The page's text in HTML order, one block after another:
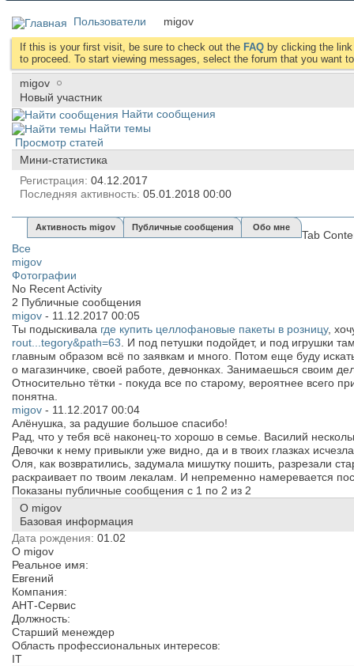
Пользователи migov
If this is your first visit, be sure to check out the FAQ by clicking the
to proceed. To start viewing messages, select the forum that you want
migov
Новый участник
Найти сообщения
Найти темы
Просмотр статей
Мини-статистика
Регистрация 04.12.2017
Последняя активность 05.01.2018 00:00
Активность migov Публичные сообщения Обо мне
Tab
Все
migov
Фотографии
No Recent Activity
2 Публичные сообщения
migov - 11.12.2017 00:05
Ты подыскивала где купить целлофановые пакеты в розницу,
rout...tegory&path=63 . И под петушки подойдет, и под игрушки
главным образом всё по заявкам и много. Потом еще буду
о магазинчике, своей работе, девчонках. Занимаешься своим
Относительно тётки - покуда все по старому, вероятнее всего
понятна.
migov - 11.12.2017 00:04
Алёнушка, за радушие большое спасибо!
Рад, что у тебя всё наконец-то хорошо в семье. Василий
Девочки к нему привыкли уже видно, да и в твоих глазках
Оля, как возвратились, задумала мишутку пошить, разрезали
раскраивает по твоим лекалам. И непременно намеревается
Показаны публичные сообщения с 1 по 2 из 2
О migov
Базовая информация
Дата рождения 01.02
О migov
Реальное имя:
Евгений
Компания:
АНТ-Сервис
Должность:
Старший менеждер
Область профессиональных интересов:
IT